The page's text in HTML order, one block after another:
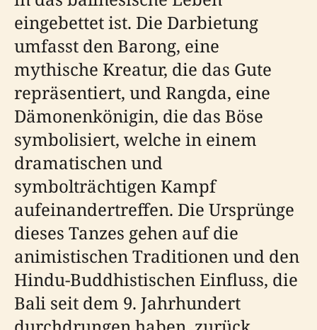
eingebettet ist. Die Darbietung
umfasst den Barong, eine
mythische Kreatur, die das Gute
repräsentiert, und Rangda, eine
Dämonenkönigin, die das Böse
symbolisiert, welche in einem
dramatischen und
symbolträchtigen Kampf
aufeinandertreffen. Die Ursprünge
dieses Tanzes gehen auf die
animistischen Traditionen und den
Hindu-Buddhistischen Einfluss, die
Bali seit dem 9. Jahrhundert